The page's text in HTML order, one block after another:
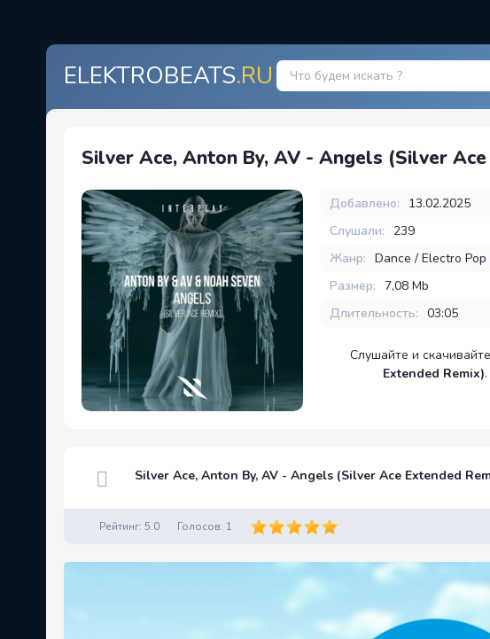
ELEKTROBEATS.RU
Silver Ace, Anton By, AV - Angels (Silver
Добавлено:
13.02.2025
Слушали:
239
Жанр: Dance / Electro Pop
Размер:
7,08 Mb
Длительность: 03:05
Слушайте и скачивайте
Extended Remix)
Silver Ace, Anton By, AV - Angels (Silver Ace Extended
Рейтинг: 5.0 Голосов: 1